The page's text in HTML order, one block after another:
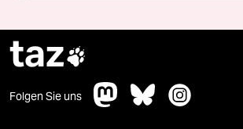
taz
Folgen Sie uns